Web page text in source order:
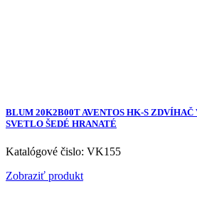
BLUM 20K2B00T AVENTOS HK-S
SVETLO ŠEDÉ HRANATÉ
Katalógové čislo: VK155
Zobraziť produkt